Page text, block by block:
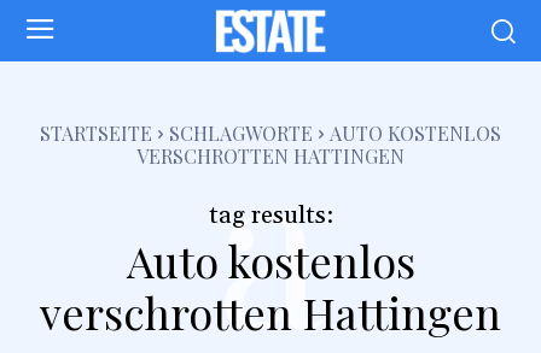
STARTSEITE SCHLAGWORTE
AUTO KOSTENLOS
VERSCHROTTEN HATTINGEN
tag results:
Auto kostenlos
verschrotten Hattingen
a